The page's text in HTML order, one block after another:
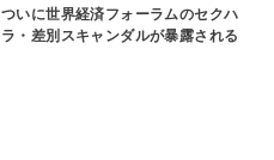
ついに世界経済フォーラムのセクハ
ラ・差別スキャンダルが暴露される